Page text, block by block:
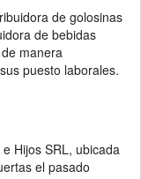
de golosinas
de bebidas
manera
puesto laborales.
Hijos SRL, ubicada
el pasado